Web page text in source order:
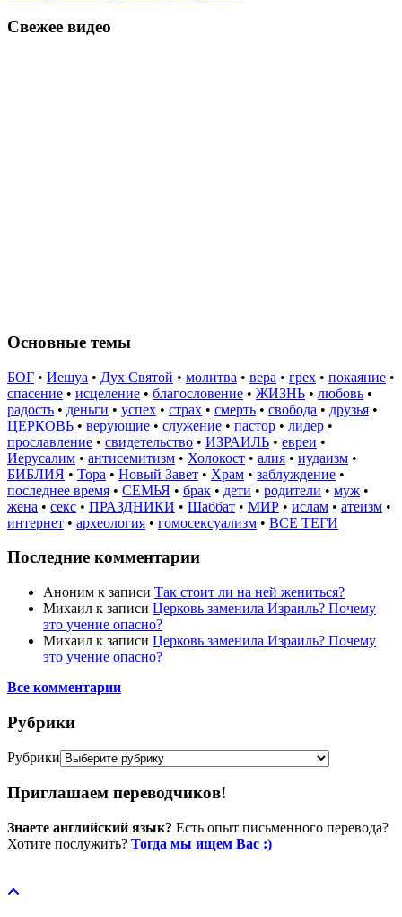
Свежее видео
Основные темы
БОГ • Иешуа • Дух Святой • молитва • вера • грех • покаяние •
спасение • исцеление • благословение • ЖИЗНЬ • любовь •
радость • деньги • успех • страх • смерть • свобода • друзья •
ЦЕРКОВЬ • верующие • служение • пастор • лидер •
прославление • свидетельство • ИЗРАИЛЬ • евреи •
Иерусалим • антисемитизм • Холокост • алия • иудаизм •
БИБЛИЯ • Тора • Новый Завет • Храм • заблуждение •
последнее время • СЕМЬЯ • брак • дети • родители • муж •
жена • секс • ПРАЗДНИКИ • Шаббат • МИР • ислам • атеизм •
интернет • археология • гомосексуализм • ВСЕ ТЕГИ
Последние комментарии
Аноним к записи Так стоит ли на ней жениться?
Михаил к записи Церковь заменила Израиль? Почему
это учение опасно?
Михаил к записи Церковь заменила Израиль? Почему
это учение опасно?
Все комментарии
Рубрики
Рубрики
Приглашаем переводчиков!
Знаете английский язык? Есть опыт письменного перевода?
Хотите послужить? Тогда мы ищем Вас :)